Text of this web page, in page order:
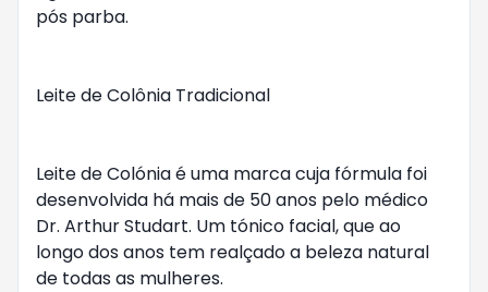
pós parba.
Leite de Colônia Tradicional
Leite de Colónia é uma marca cuja fórmula foi
desenvolvida há mais de 50 anos pelo médico
Dr. Arthur Studart. Um tónico facial, que ao
longo dos anos tem realçado a beleza natural
de todas as mulheres.